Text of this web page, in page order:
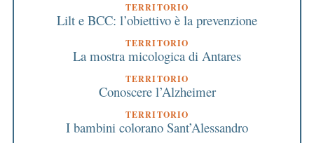
TERRITORIO
Lilt e BCC: l’obiettivo è la prevenzione
TERRITORIO
La mostra micologica di Antares
TERRITORIO
Conoscere l’Alzheimer
TERRITORIO
I bambini colorano Sant’Alessandro